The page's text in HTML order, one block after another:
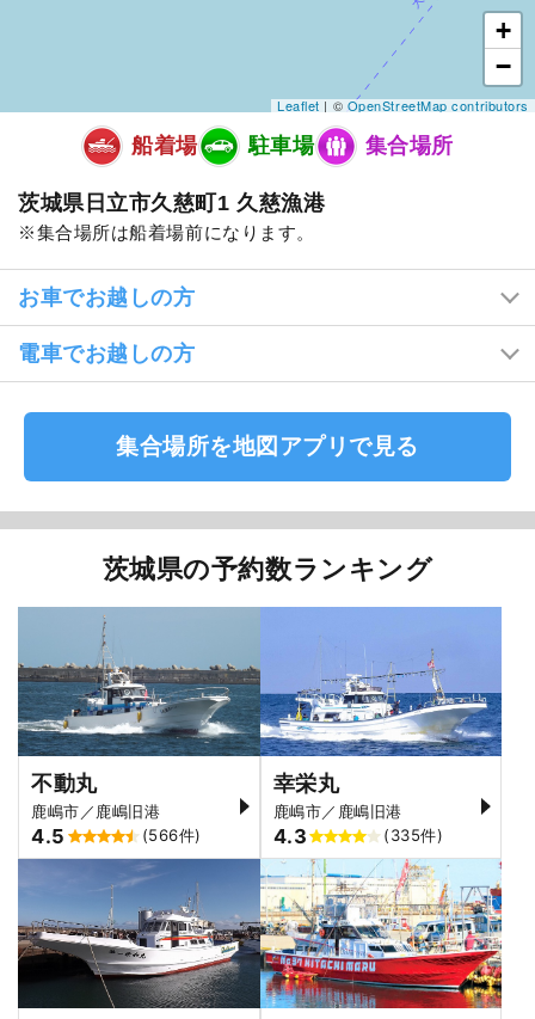
+
−
Leaflet| ©OpenStreetMap contributors
船着場 駐車場 集合場所
茨城県日立市久慈町1 久慈漁港
集合場所は船着場前になります。
お車でお越しの方
電車でお越しの方
集合場所を地図アプリで見る
茨城県の予約数ランキング
不動丸
鹿嶋市／鹿嶋旧港
4.5 (566件)
幸栄丸
鹿嶋市／鹿嶋旧港
4.3 (335件)